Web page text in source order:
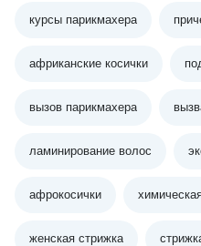
курсы парикмахера
африканские косички
вызов парикмахера
ламинирование волос
афрокосички
женская стрижка